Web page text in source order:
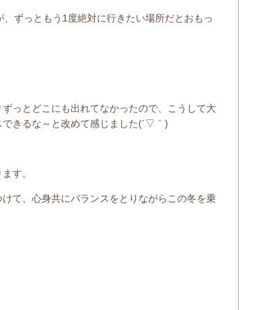
ずっともう1度絶対に行きたい場所だとおもっ
っとどこにも出れてなかったので、こうして大
きるな～と改めて感じました(´▽｀)
す。
て、心身共にバランスをとりながらこの冬を乗